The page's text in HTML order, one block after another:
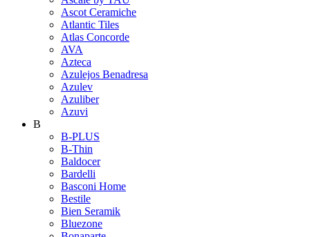
Ascot Ceramiche
Atlantic Tiles
Atlas Concorde
AVA
Azteca
Azulejos Benadresa
Azulev
Azuliber
Azuvi
B
B-PLUS
B-Thin
Baldocer
Bardelli
Basconi Home
Bestile
Bien Seramik
Bluezone